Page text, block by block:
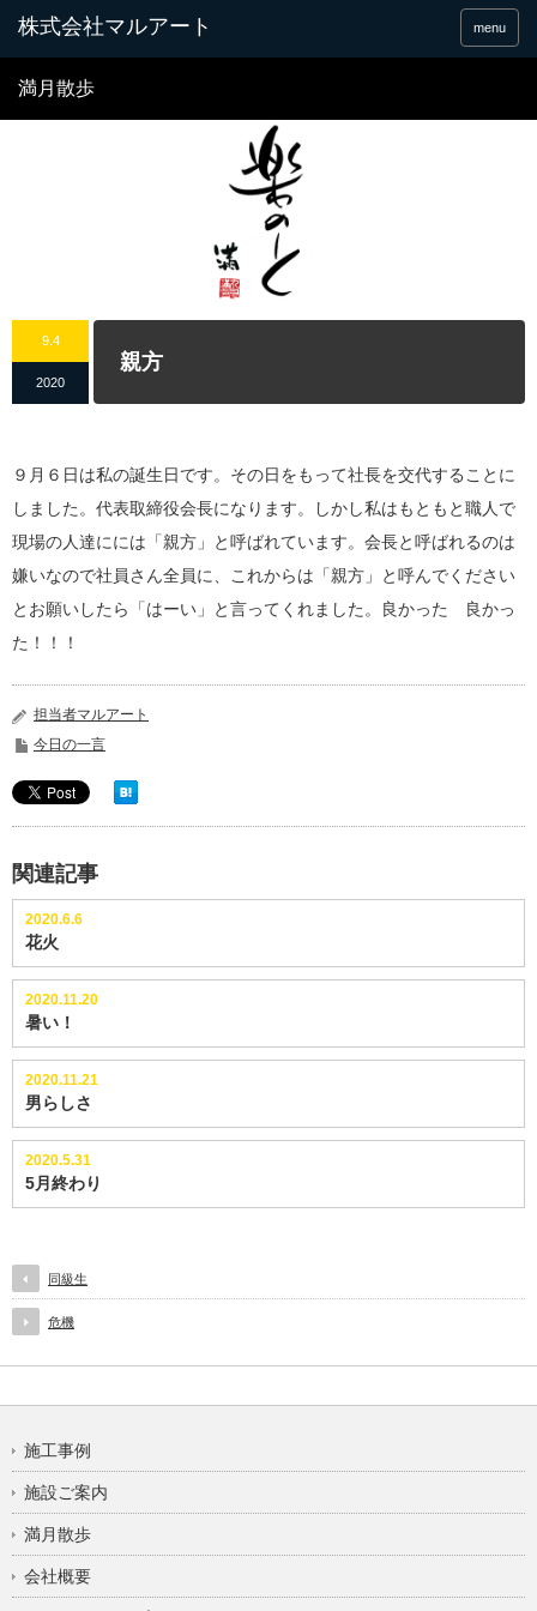
menu
満月散歩
9.4
2020
親方
９月６日は私の誕生日です。その日をもって社長を交代することに
しました。代表取締役会長になります。しかし私はもともと職人で
現場の人達にには「親方」と呼ばれています。会長と呼ばれるのは
嫌いなので社員さん全員に、これからは「親方」と呼んでください
とお願いしたら「はーい」と言ってくれました。良かった 良かっ
た！！！
担当者マルアート
今日の一言
関連記事
2020.6.6
花火
2020.11.20
暑い！
2020.11.21
男らしさ
2020.5.31
5月終わり
同級生
危機
施工事例
施設ご案内
満月散歩
会社概要